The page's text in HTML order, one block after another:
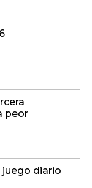
peor
juego diario